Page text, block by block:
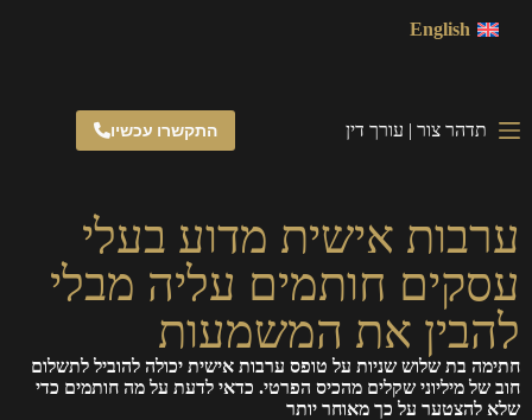
English
תדהר צור | עורך דין התקשרו עכשיו
ערבות אישית מדוע בעלי
עסקים חותמים עליה מבלי
להבין את המשמעות
חתימה בת שלוש שניות על טופס ערבות אישית יכולה להוביל לתשלום
חוב של מיליוני שקלים מהכיס הפרטי. כדאי לדעת על מה חותמים כדי
שלא להצטער על כך מאוחר יותר